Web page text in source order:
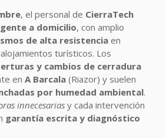
, el personal de CierraTech
a domicilio, con amplio
de alta resistencia en
turísticos. Los
y cambios de cerradura
en A Barcala (Riazor) y suelen
por humedad ambiental.
innecesarias y cada intervención
garantía escrita y diagnóstico